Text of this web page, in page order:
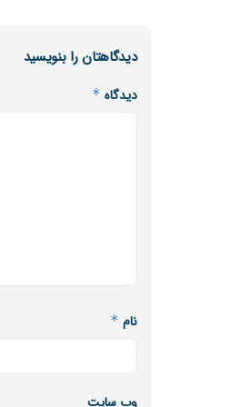
دیدگاهتان را بنویسید
دیدگاه *
نام *
وب‌ سایت